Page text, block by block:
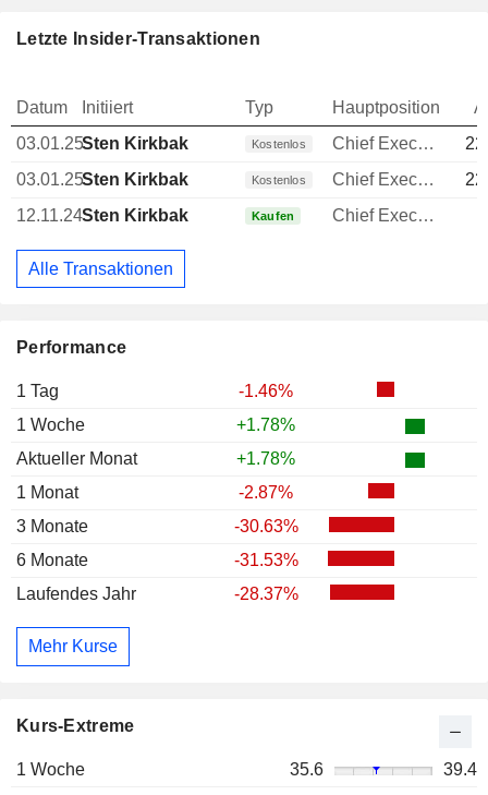
Performance
1 Tag
-1.46%
1 Woche
+1.78%
Aktueller Monat
+1.78%
1 Monat
-2.87%
3 Monate
-30.63%
6 Monate
-31.53%
Laufendes Jahr
-28.37%
Mehr Kurse
Kurs-Extreme
1 Woche 35.6
39.4
Letzte Insider-Transaktionen
Datum Initiiert Typ Hauptposition
03.01.25Sten Kirkbak Kostenlos Chief Executive Officer (CEO)
03.01.25Sten Kirkbak Kostenlos Chief Executive Officer (CEO)
12.11.24Sten Kirkbak Kaufen Chief Executive Officer (CEO)
Alle Transaktionen